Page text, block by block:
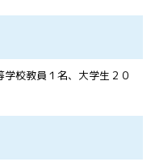
生派
校教員１名、大学生２０